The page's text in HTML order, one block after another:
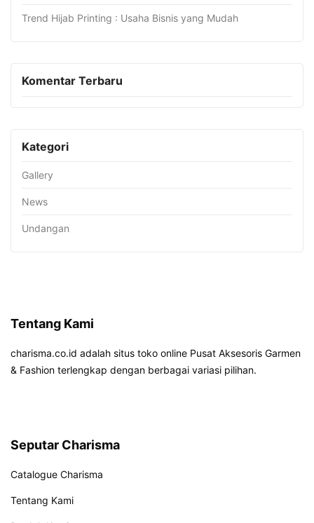
Trend Hijab Printing : Usaha Bisnis yang Mudah
Komentar Terbaru
Kategori
Gallery
News
Undangan
Tentang Kami
charisma.co.id adalah situs toko online Pusat Aksesoris Garmen
& Fashion terlengkap dengan berbagai variasi pilihan.
Seputar Charisma
Catalogue Charisma
Tentang Kami